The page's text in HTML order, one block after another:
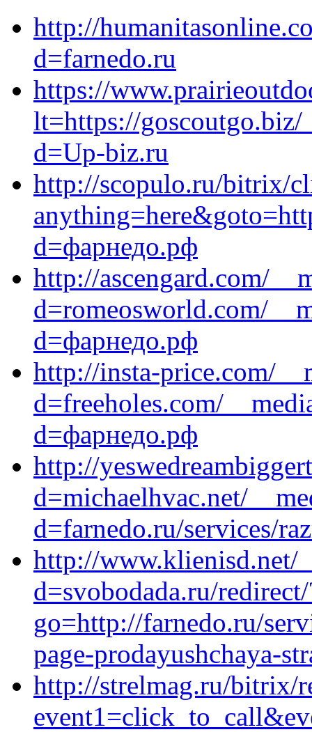
http://
d=farnedo.ru
https://
lt=https://goscoutgo.biz/
d=Up-biz.ru
http://scopulo.ru/bitrix/
d=фарнедо.рф
http://ascengard.com/
d=romeosworld.com/
d=фарнедо.рф
http://insta-price.com/
d=freeholes.com/
d=фарнедо.рф
http://
d=michaelhvac.net/
d=farnedo.ru/services/
http://www.klienisd.net/
d=svobodada.ru/
go=http://farnedo.ru/
page-prodayushchaya-
http://strelmag.ru/bitrix/